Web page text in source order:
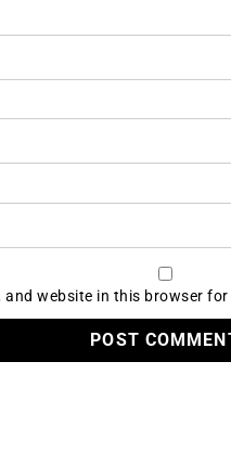
and website in this browser